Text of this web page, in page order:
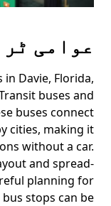
عوامی
Davie, Florida,
buses and
buses connect
cities, making it
without a car.
and spread-
planning for
stops can be